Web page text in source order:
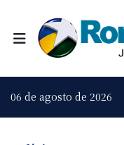
06 de agosto de 2026